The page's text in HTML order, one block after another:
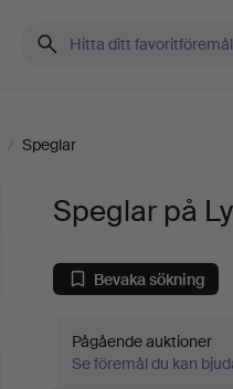
/ Speglar
Speglar på
Bevaka sökning
Pågående auktioner
Se föremål du kan